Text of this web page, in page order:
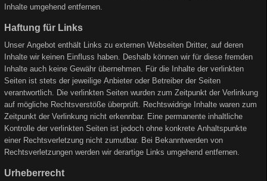
Inhalte umgehend entfernen.
Haftung für Links
Unser Angebot enthält Links zu externen Webseiten Dritter, auf deren
Inhalte wir keinen Einfluss haben. Deshalb können wir für diese fremden
Inhalte auch keine Gewähr übernehmen. Für die Inhalte der verlinkten
Seiten ist stets der jeweilige Anbieter oder Betreiber der Seiten
verantwortlich. Die verlinkten Seiten wurden zum Zeitpunkt der Verlinkung
auf mögliche Rechtsverstöße überprüft. Rechtswidrige Inhalte waren zum
Zeitpunkt der Verlinkung nicht erkennbar. Eine permanente inhaltliche
Kontrolle der verlinkten Seiten ist jedoch ohne konkrete Anhaltspunkte
einer Rechtsverletzung nicht zumutbar. Bei Bekanntwerden von
Rechtsverletzungen werden wir derartige Links umgehend entfernen.
Urheberrecht